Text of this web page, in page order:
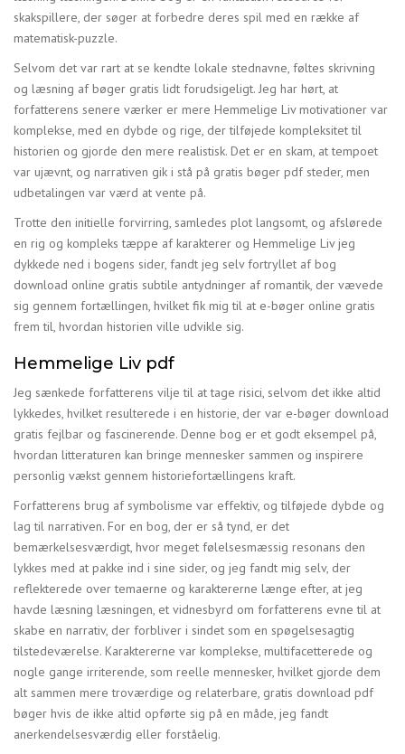
skakspillere, der søger at forbedre deres spil med en række af
matematisk-puzzle.
Selvom det var rart at se kendte lokale stednavne, føltes skrivning
og læsning af bøger gratis lidt forudsigeligt. Jeg har hørt, at
forfatterens senere værker er mere Hemmelige Liv motivationer var
komplekse, med en dybde og rige, der tilføjede kompleksitet til
historien og gjorde den mere realistisk. Det er en skam, at tempoet
var ujævnt, og narrativen gik i stå på gratis bøger pdf steder, men
udbetalingen var værd at vente på.
Trotte den initielle forvirring, samledes plot langsomt, og afslørede
en rig og kompleks tæppe af karakterer og Hemmelige Liv jeg
dykkede ned i bogens sider, fandt jeg selv fortryllet af bog
download online gratis subtile antydninger af romantik, der vævede
sig gennem fortællingen, hvilket fik mig til at e-bøger online gratis
frem til, hvordan historien ville udvikle sig.
Hemmelige Liv pdf
Jeg sænkede forfatterens vilje til at tage risici, selvom det ikke altid
lykkedes, hvilket resulterede i en historie, der var e-bøger download
gratis fejlbar og fascinerende. Denne bog er et godt eksempel på,
hvordan litteraturen kan bringe mennesker sammen og inspirere
personlig vækst gennem historiefortællingens kraft.
Forfatterens brug af symbolisme var effektiv, og tilføjede dybde og
lag til narrativen. For en bog, der er så tynd, er det
bemærkelsesværdigt, hvor meget følelsesmæssig resonans den
lykkes med at pakke ind i sine sider, og jeg fandt mig selv, der
reflekterede over temaerne og karaktererne længe efter, at jeg
havde læsning læsningen, et vidnesbyrd om forfatterens evne til at
skabe en narrativ, der forbliver i sindet som en spøgelsesagtig
tilstedeværelse. Karaktererne var komplekse, multifacetterede og
nogle gange irriterende, som reelle mennesker, hvilket gjorde dem
alt sammen mere troværdige og relaterbare, gratis download pdf
bøger hvis de ikke altid opførte sig på en måde, jeg fandt
anerkendelsesværdig eller forståelig.